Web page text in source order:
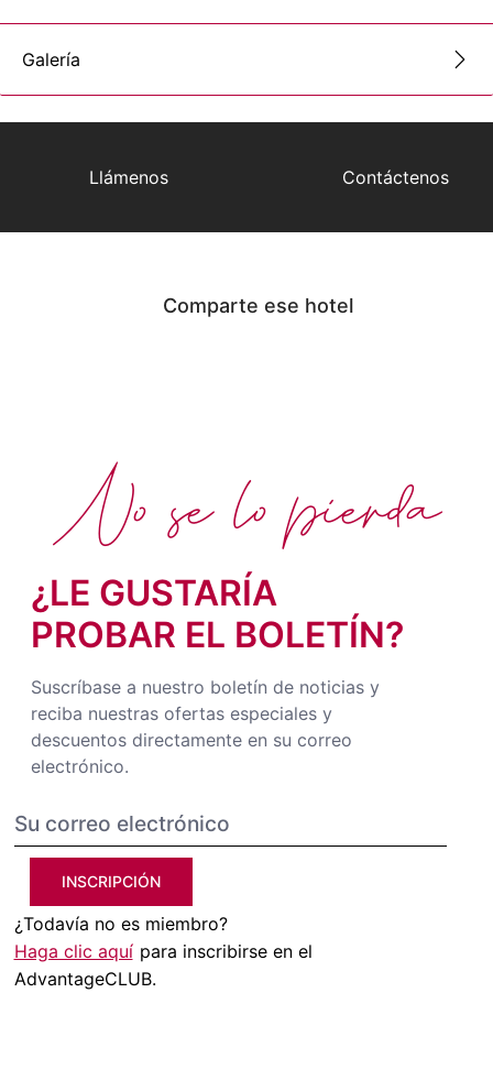
Galería
Llámenos Contáctenos
Comparte ese hotel
¿LE GUSTARÍA
PROBAR EL BOLETÍN?
Suscríbase a nuestro boletín de noticias y
reciba nuestras ofertas especiales y
descuentos directamente en su correo
electrónico.
INSCRIPCIÓN
¿Todavía no es miembro?
Haga clic aquí para inscribirse en el
AdvantageCLUB.
No se lo pierda